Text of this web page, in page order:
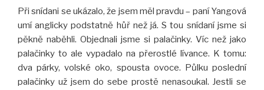
Při snídani se ukázalo, že jsem měl pravdu – paní Yangová
umí anglicky podstatně hůř než já. S tou snídaní jsme si
pěkně naběhli. Objednali jsme si palačinky. Víc než jako
palačinky to ale vypadalo na přerostlé lívance. K tomu:
dva párky, volské oko, spousta ovoce. Půlku poslední
palačinky už jsem do sebe prostě nenasoukal. Jestli se